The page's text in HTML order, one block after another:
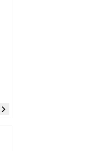
navigate_next